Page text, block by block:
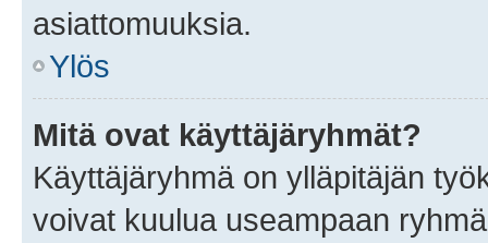
asiattomuuksia.
Ylös
Mitä ovat käyttäjäryhmät?
Käyttäjäryhmä on ylläpitäjän
voivat kuulua useampaan